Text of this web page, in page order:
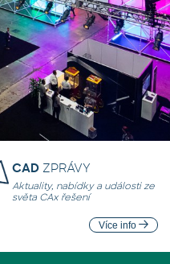
CAD ZPRÁVY
Aktuality, nabídky a události ze
světa CAx řešení
Více info